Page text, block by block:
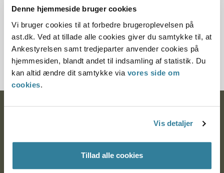
Denne hjemmeside bruger cookies
Vi bruger cookies til at forbedre brugeroplevelsen på
ast.dk. Ved at tillade alle cookies giver du samtykke til, at
Ankestyrelsen samt tredjeparter anvender cookies på
hjemmesiden, blandt andet til indsamling af statistik. Du
kan altid ændre dit samtykke via vores side om
cookies.
Vis detaljer
Tillad alle cookies
§ 26
Journalnummer
20160-86
9000 Aalborg